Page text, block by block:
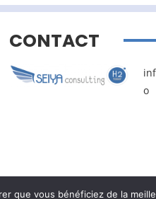
CONTACT
o
que vous bénéficiez de la